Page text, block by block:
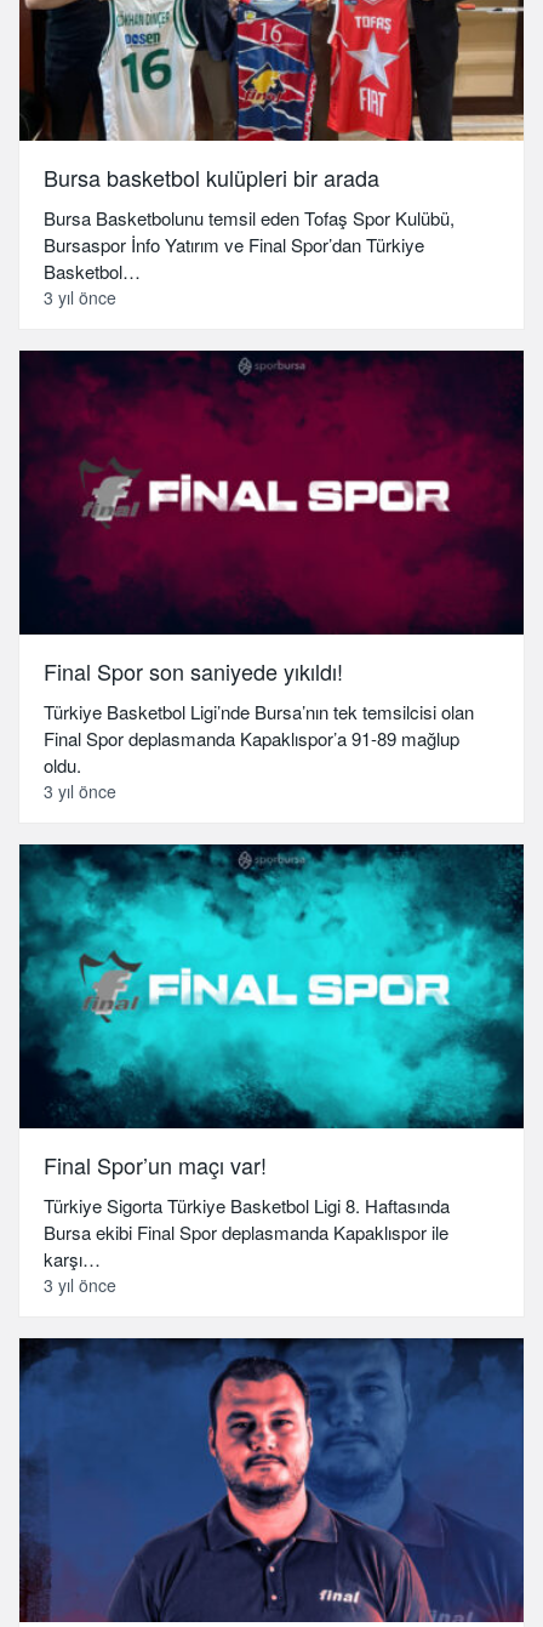
Bursa basketbol kulüpleri bir arada
Bursa Basketbolunu temsil eden Tofaş Spor Kulübü,
Bursaspor İnfo Yatırım ve Final Spor’dan Türkiye
Basketbol…
3 yıl önce
Final Spor son saniyede yıkıldı!
Türkiye Basketbol Ligi’nde Bursa’nın tek temsilcisi olan
Final Spor deplasmanda Kapaklıspor’a 91-89 mağlup
oldu.
3 yıl önce
Final Spor’un maçı var!
Türkiye Sigorta Türkiye Basketbol Ligi 8. Haftasında
Bursa ekibi Final Spor deplasmanda Kapaklıspor ile
karşı…
3 yıl önce